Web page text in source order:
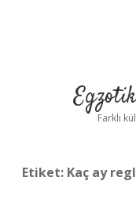
Farklı
Etiket: Kaç ay